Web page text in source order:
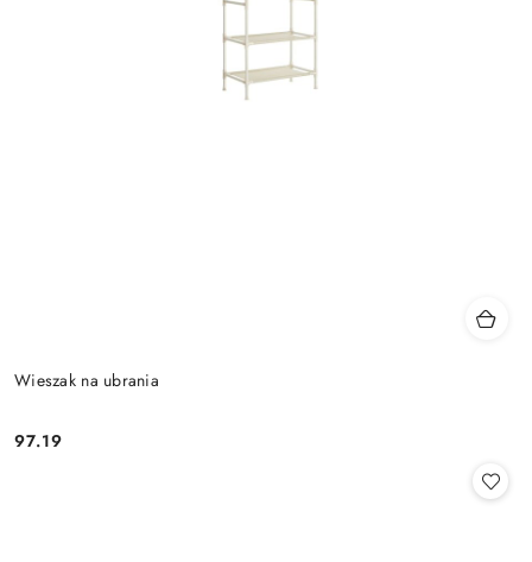
Wieszak na ubrania
Cena:
97.19